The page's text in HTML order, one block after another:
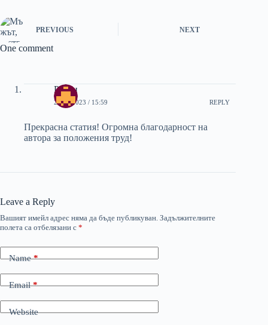
PREVIOUS NEXT
One comment
Росен
20/01/2023 / 15:59 REPLY
Прекрасна статия! Огромна благодарност на
автора за положения труд!
Leave a Reply
Вашият имейл адрес няма да бъде публикуван. Задължителните
полета са отбелязани с *
Name*
Email*
Website